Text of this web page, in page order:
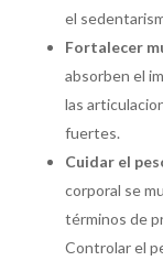
el
Fortalecer
absorben el
las
fuertes.
Cuidar el
corporal se
términos de
Controlar el